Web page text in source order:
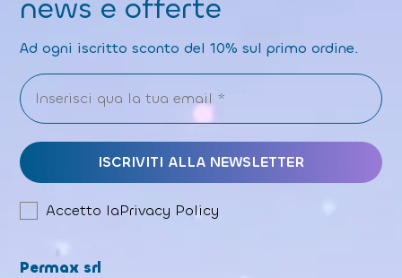
news e offerte
Ad ogni iscritto sconto del 10% sul primo ordine.
Accetto laPrivacy Policy
Permax srl